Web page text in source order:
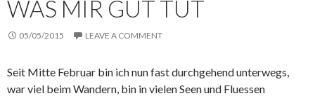
WAS MIR GUT TUT
05/05/2015 LEAVE A COMMENT
Seit Mitte Februar bin ich nun fast durchgehend unterwegs,
war viel beim Wandern, bin in vielen Seen und Fluessen